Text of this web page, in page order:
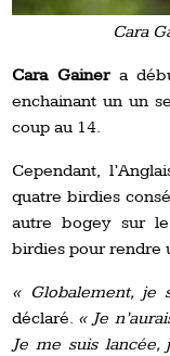
Cara
Cara Gainera
enchainant un un
coup au 14.
Cependant,
quatre birdies
autre bogey sur
birdies pour rendre
« Globalement, je
déclaré. « Je
Je me suis lancée,